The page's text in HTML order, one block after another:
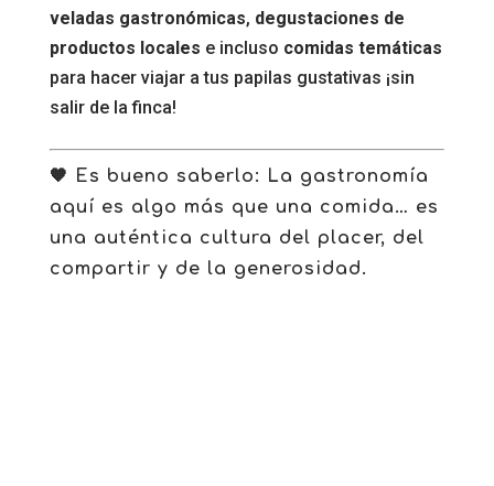
veladas gastronómicas, degustaciones de
productos locales e incluso comidas temáticas
para hacer viajar a tus papilas gustativas ¡sin
salir de la finca!
🧡 Es bueno saberlo: La gastronomía
aquí es algo más que una comida… es
una auténtica cultura del placer, del
compartir y de la generosidad.